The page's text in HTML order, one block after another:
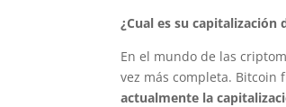
¿Cual es su capitalización
En el mundo de las
vez más completa.
actualmente la